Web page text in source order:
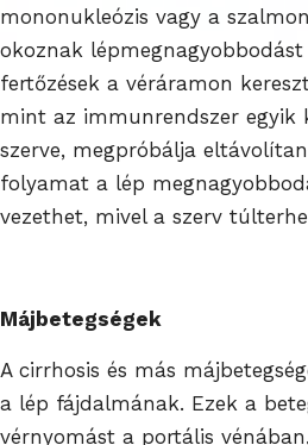
mononukleózis vagy a
okoznak
fertőzések a véráramon
mint az immunrendszer egyik
szerve, megpróbálja
folyamat a lép
vezethet, mivel a szerv
Májbetegségek
A cirrhosis és más
a lép fájdalmának. Ezek a
vérnyomást a portális